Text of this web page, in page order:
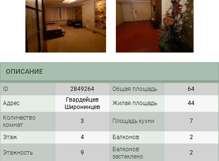
ОПИСАНИЕ
ID 2849264 Общая площадь 64
Адрес
Гвардейцев
Широнинцев
Жилая площадь 44
Количество
комнат
3 Площадь кухни 7
Этаж 4 Балконов 2
Этажность 9
Балконов
застеклено
2